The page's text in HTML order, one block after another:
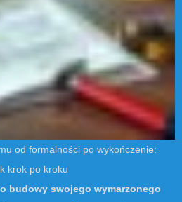
od formalności po wykończenie:
krok po kroku
budowy swojego wymarzonego